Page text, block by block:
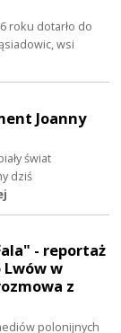
roku dotarło do
wsi
Joanny
świat
dziś
- reportaż
Lwów w
z
polonijnych